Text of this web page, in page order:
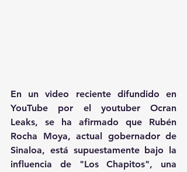
En un video reciente difundido en
YouTube por el youtuber Ocran
Leaks, se ha afirmado que Rubén
Rocha Moya, actual gobernador de
Sinaloa, está supuestamente bajo la
influencia de "Los Chapitos", una